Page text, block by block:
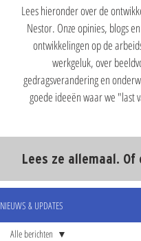
Lees hieronder over de
Nestor. Onze opinies, blogs
ontwikkelingen op de
werkgeluk, over
gedragsverandering en
goede ideeën waar we "last
Lees ze allemaal. Of
NIEUWS & UPDATES
Alle berichten